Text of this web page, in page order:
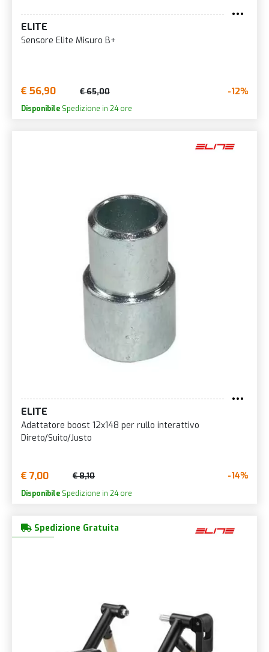
ELITE
Sensore Elite Misuro B+
€ 56,90 € 65,00 -12%
Disponibile Spedizione in 24 ore
ELITE
Adattatore boost 12x148 per rullo interattivo
Direto/Suito/Justo
€ 7,00 € 8,10 -14%
Disponibile Spedizione in 24 ore
Spedizione Gratuita